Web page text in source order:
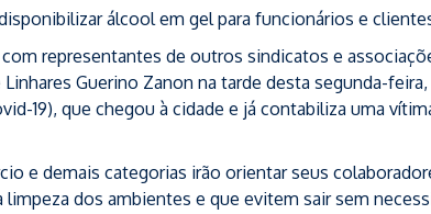
álcool em gel para funcionários e
representantes de outros sindicatos e
Guerino Zanon na tarde desta segunda-feira,
19), que chegou à cidade e já contabiliza uma
e demais categorias irão orientar seus
dos ambientes e que evitem sair sem